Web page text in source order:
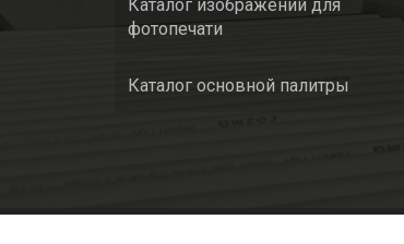
Каталог изображений для
фотопечати
Каталог основной палитры